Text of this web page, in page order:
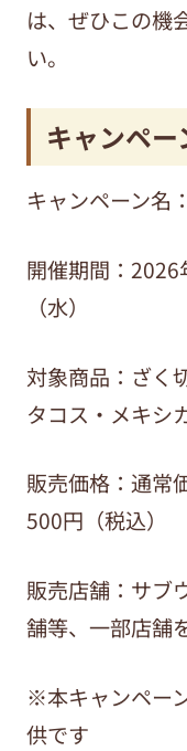
は、ぜひこの機
い。
キャンペー
キャンペーン名
開催期間：
（水）
対象商品：ざく
タコス・メキシ
販売価格：通常
500円（税込）
販売店舗：サブ
舗等、一部店舗
※本キャンペー
供です